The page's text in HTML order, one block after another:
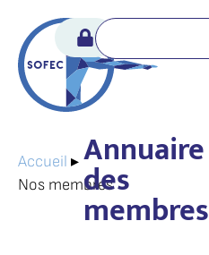
Accueil ▸
Nos membres
Annuaire
des
membres